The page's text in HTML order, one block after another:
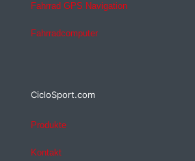
Fahrrad GPS Navigation
Fahrradcomputer
CicloSport.com
Produkte
Kontakt